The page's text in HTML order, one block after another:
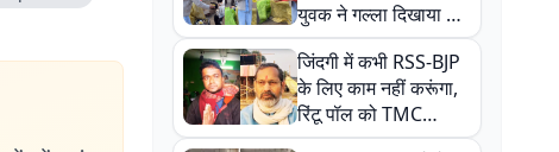
युवक ने गल्ला दिखाया तो
नौकरी वालों के खड़े हो गए
कान
जिंदगी में कभी RSS-BJP
के लिए काम नहीं करूंगा,
रिंटू पॉल को TMC
ऑफिस में ले जाकर पीटा,